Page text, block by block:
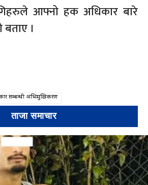
आफ्नो हक अधिकार बारे
।
सम्बन्धी अभिमुखिकरण
ताजा समाचार